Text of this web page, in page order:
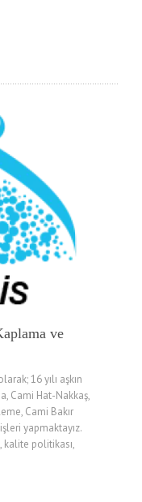
ve
16 yılı aşkın
Cami Hat-Nakkaş,
Cami Bakır
yapmaktayız.
kalite politikası,